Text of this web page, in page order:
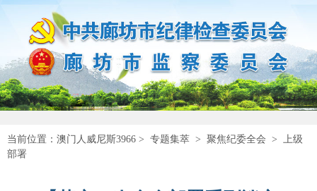
当前位置： 澳门人威尼斯3966 > 专题集萃 > 聚焦纪委全会 >
上级
部署